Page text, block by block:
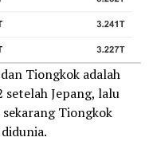
Tiongkok adalah
setelah Jepang, lalu
Tiongkok